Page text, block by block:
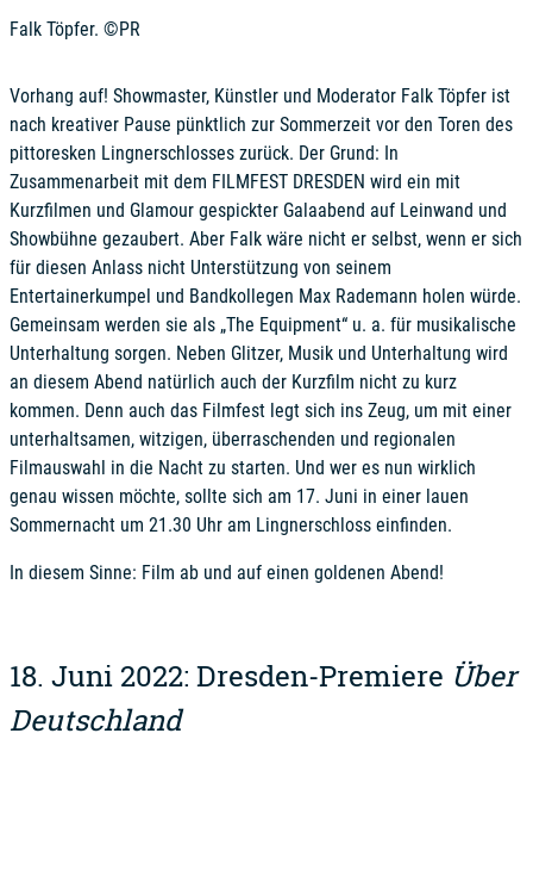
Falk Töpfer. ©PR
Vorhang auf! Showmaster, Künstler und Moderator Falk Töpfer ist
nach kreativer Pause pünktlich zur Sommerzeit vor den Toren des
pittoresken Lingnerschlosses zurück. Der Grund: In
Zusammenarbeit mit dem FILMFEST DRESDEN wird ein mit
Kurzfilmen und Glamour gespickter Galaabend auf Leinwand und
Showbühne gezaubert. Aber Falk wäre nicht er selbst, wenn er sich
für diesen Anlass nicht Unterstützung von seinem
Entertainerkumpel und Bandkollegen Max Rademann holen würde.
Gemeinsam werden sie als „The Equipment“ u. a. für musikalische
Unterhaltung sorgen. Neben Glitzer, Musik und Unterhaltung wird
an diesem Abend natürlich auch der Kurzfilm nicht zu kurz
kommen. Denn auch das Filmfest legt sich ins Zeug, um mit einer
unterhaltsamen, witzigen, überraschenden und regionalen
Filmauswahl in die Nacht zu starten. Und wer es nun wirklich
genau wissen möchte, sollte sich am 17. Juni in einer lauen
Sommernacht um 21.30 Uhr am Lingnerschloss einfinden.
In diesem Sinne: Film ab und auf einen goldenen Abend!
18. Juni 2022: Dresden-Premiere Über
Deutschland